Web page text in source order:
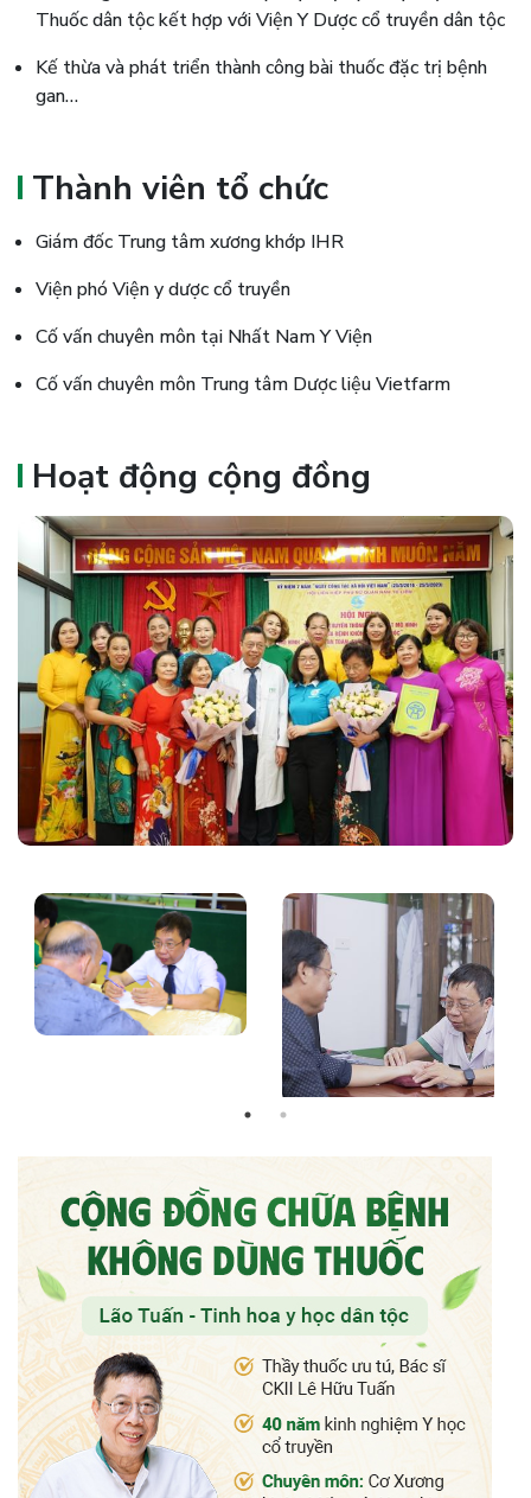
Thuốc dân tộc kết hợp với Viện Y Dược cổ truyền dân tộc
Kế thừa và phát triển thành công bài thuốc đặc trị bệnh
gan…
Thành viên tổ chức
Giám đốc Trung tâm xương khớp IHR
Viện phó Viện y dược cổ truyền
Cố vấn chuyên môn tại Nhất Nam Y Viện
Cố vấn chuyên môn Trung tâm Dược liệu Vietfarm
Hoạt động cộng đồng